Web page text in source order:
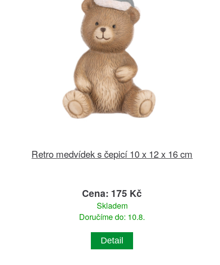
Retro medvídek s čepicí 10 x 12 x 16 cm
Cena: 175 Kč
Skladem
Doručíme do: 10.8.
Detail